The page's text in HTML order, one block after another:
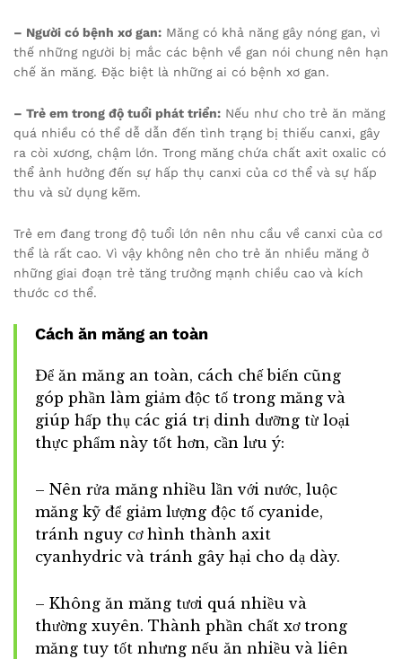
– Người có bệnh xơ gan: Măng có khả năng gây nóng gan, vì
thế những người bị mắc các bệnh về gan nói chung nên hạn
chế ăn măng. Đặc biệt là những ai có bệnh xơ gan.
– Trẻ em trong độ tuổi phát triển: Nếu như cho trẻ ăn măng
quá nhiều có thể dễ dẫn đến tình trạng bị thiếu canxi, gây
ra còi xương, chậm lớn. Trong măng chứa chất axit oxalic có
thể ảnh hưởng đến sự hấp thụ canxi của cơ thể và sự hấp
thu và sử dụng kẽm.
Trẻ em đang trong độ tuổi lớn nên nhu cầu về canxi của cơ
thể là rất cao. Vì vậy không nên cho trẻ ăn nhiều măng ở
những giai đoạn trẻ tăng trưởng mạnh chiều cao và kích
thước cơ thể.
Cách ăn măng an toàn
Để ăn măng an toàn, cách chế biến cũng
góp phần làm giảm độc tố trong măng và
giúp hấp thụ các giá trị dinh dưỡng từ loại
thực phẩm này tốt hơn, cần lưu ý:
– Nên rửa măng nhiều lần với nước, luộc
măng kỹ để giảm lượng độc tố cyanide,
tránh nguy cơ hình thành axit
cyanhydric và tránh gây hại cho dạ dày.
– Không ăn măng tươi quá nhiều và
thường xuyên. Thành phần chất xơ trong
măng tuy tốt nhưng nếu ăn nhiều và liên